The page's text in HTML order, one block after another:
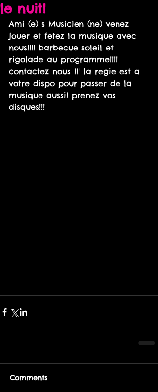
le nuit!
Ami (e) s Musicien (ne) venez
jouer et fetez la musique avec
nous!!!! barbecue soleil et
rigolade au programme!!!!
contactez nous !!! la regie est a
votre dispo pour passer de la
musique aussi! prenez vos
disques!!!
Comments